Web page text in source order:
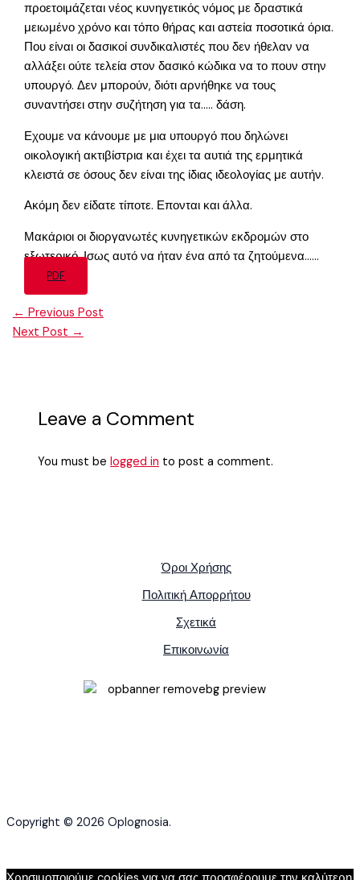
προετοιμάζεται νέος κυνηγετικός νόμος με δραστικά
μειωμένο χρόνο και τόπο θήρας και αστεία ποσοτικά όρια.
Που είναι οι δασικοί συνδικαλιστές που δεν ήθελαν να
αλλάξει ούτε τελεία στον δασικό κώδικα να το πουν στην
υπουργό. Δεν μπορούν, διότι αρνήθηκε να τους
συναντήσει στην συζήτηση για τα….. δάση.
Εχουμε να κάνουμε με μια υπουργό που δηλώνει
οικολογική ακτιβίστρια και έχει τα αυτιά της ερμητικά
κλειστά σε όσους δεν είναι της ίδιας ιδεολογίας με αυτήν.
Ακόμη δεν είδατε τίποτε. Επονται και άλλα.
Μακάριοι οι διοργανωτές κυνηγετικών εκδρομών στο
εξωτερικό. Ισως αυτό να ήταν ένα από τα ζητούμενα……
PDF
← Previous Post
Next Post →
Leave a Comment
You must belogged in to post a comment.
Όροι Χρήσης
Πολιτική Απορρήτου
Σχετικά
Επικοινωνία
Copyright © 2026 Oplognosia.